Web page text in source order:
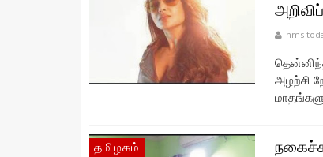
nms
அழற்சி
தமிழகம்